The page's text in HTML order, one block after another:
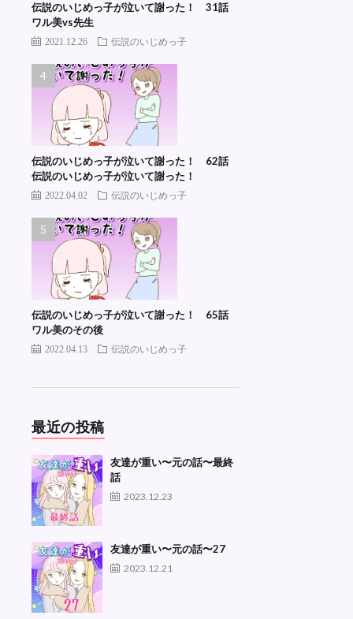
伝説のいじめっ子が泣いて謝った！ 31話
ワル美vs先生
2021.12.26 伝説のいじめっ子
伝説のいじめっ子が泣いて謝った！ 62話
伝説のいじめっ子が泣いて謝った！
2022.04.02 伝説のいじめっ子
伝説のいじめっ子が泣いて謝った！ 65話
ワル美のその後
2022.04.13 伝説のいじめっ子
最近の投稿
友達が重い〜元の話〜最終
話
2023.12.23
友達が重い〜元の話〜27
2023.12.21